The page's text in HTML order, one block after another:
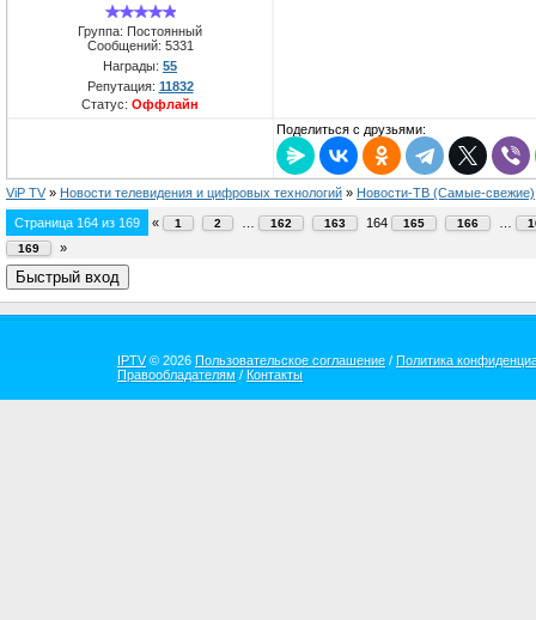
Группа: Постоянный
Сообщений: 5331
Награды: 55
Репутация: 11832
Статус: Оффлайн
Поделиться с друзьями:
ViP TV » Новости телевидения и цифровых технологий » Новости-ТВ (Самые-свежие)
Страница 164 из 169 « 1 2 162 163 164 165 166
169
»
IPTV© 2026 Пользовательское соглашение / Политика
Правообладателям / Контакты